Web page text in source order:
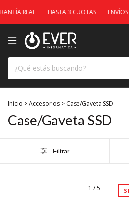
REAL HASTA 3 CUOTAS
Inicio >Accesorios > Case/Gaveta SSD
Case/Gaveta SSD
Filtrar
1 /5